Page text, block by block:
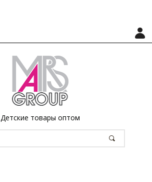
Детские товары оптом